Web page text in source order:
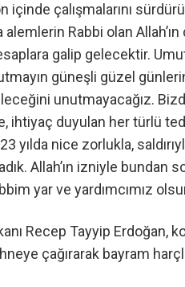
içinde çalışmalarını
alemlerin Rabbi olan
galip gelecektir.
güneşli güzel
unutmayacağız.
ihtiyaç duyulan her türlü
23 yılda nice zorlukla,
Allah’ın izniyle
yar ve yardımcımız
Recep Tayyip Erdoğan,
çağırarak bayram